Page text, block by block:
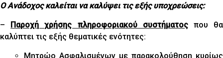
Ο Ανάδοχος καλείται να καλύψει τις εξής υποχρεώσεις:
– Παροχή χρήσης πληροφοριακού συστήματοςπου θα
καλύπτει τις εξής θεματικές ενότητες:
Μητρώο Ασφαλισμένων με παρακολούθηση κυρίως